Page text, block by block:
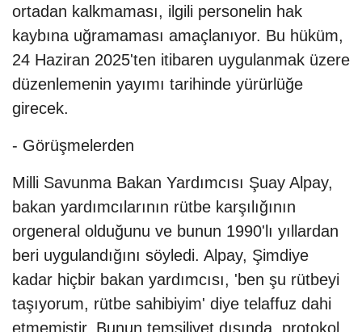
ortadan kalkmaması, ilgili personelin hak
kaybına uğramaması amaçlanıyor. Bu hüküm,
24 Haziran 2025'ten itibaren uygulanmak üzere
düzenlemenin yayımı tarihinde yürürlüğe
girecek.
- Görüşmelerden
Milli Savunma Bakan Yardımcısı Şuay Alpay,
bakan yardımcılarının rütbe karşılığının
orgeneral olduğunu ve bunun 1990'lı yıllardan
beri uygulandığını söyledi. Alpay, Şimdiye
kadar hiçbir bakan yardımcısı, 'ben şu rütbeyi
taşıyorum, rütbe sahibiyim' diye telaffuz dahi
etmemiştir. Bunun temsiliyet dışında, protokol,